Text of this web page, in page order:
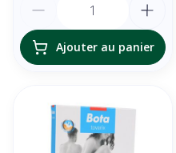
Ajouter au panier